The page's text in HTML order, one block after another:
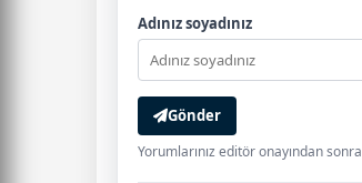
Adınız soyadınız
Gönder
Yorumlarınız editör onayından sonra